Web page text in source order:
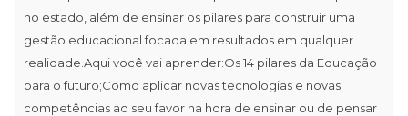
no estado, além de ensinar os pilares para construir uma
gestão educacional focada em resultados em qualquer
realidade.Aqui você vai aprender:Os 14 pilares da Educação
para o futuro;Como aplicar novas tecnologias e novas
competências ao seu favor na hora de ensinar ou de pensar